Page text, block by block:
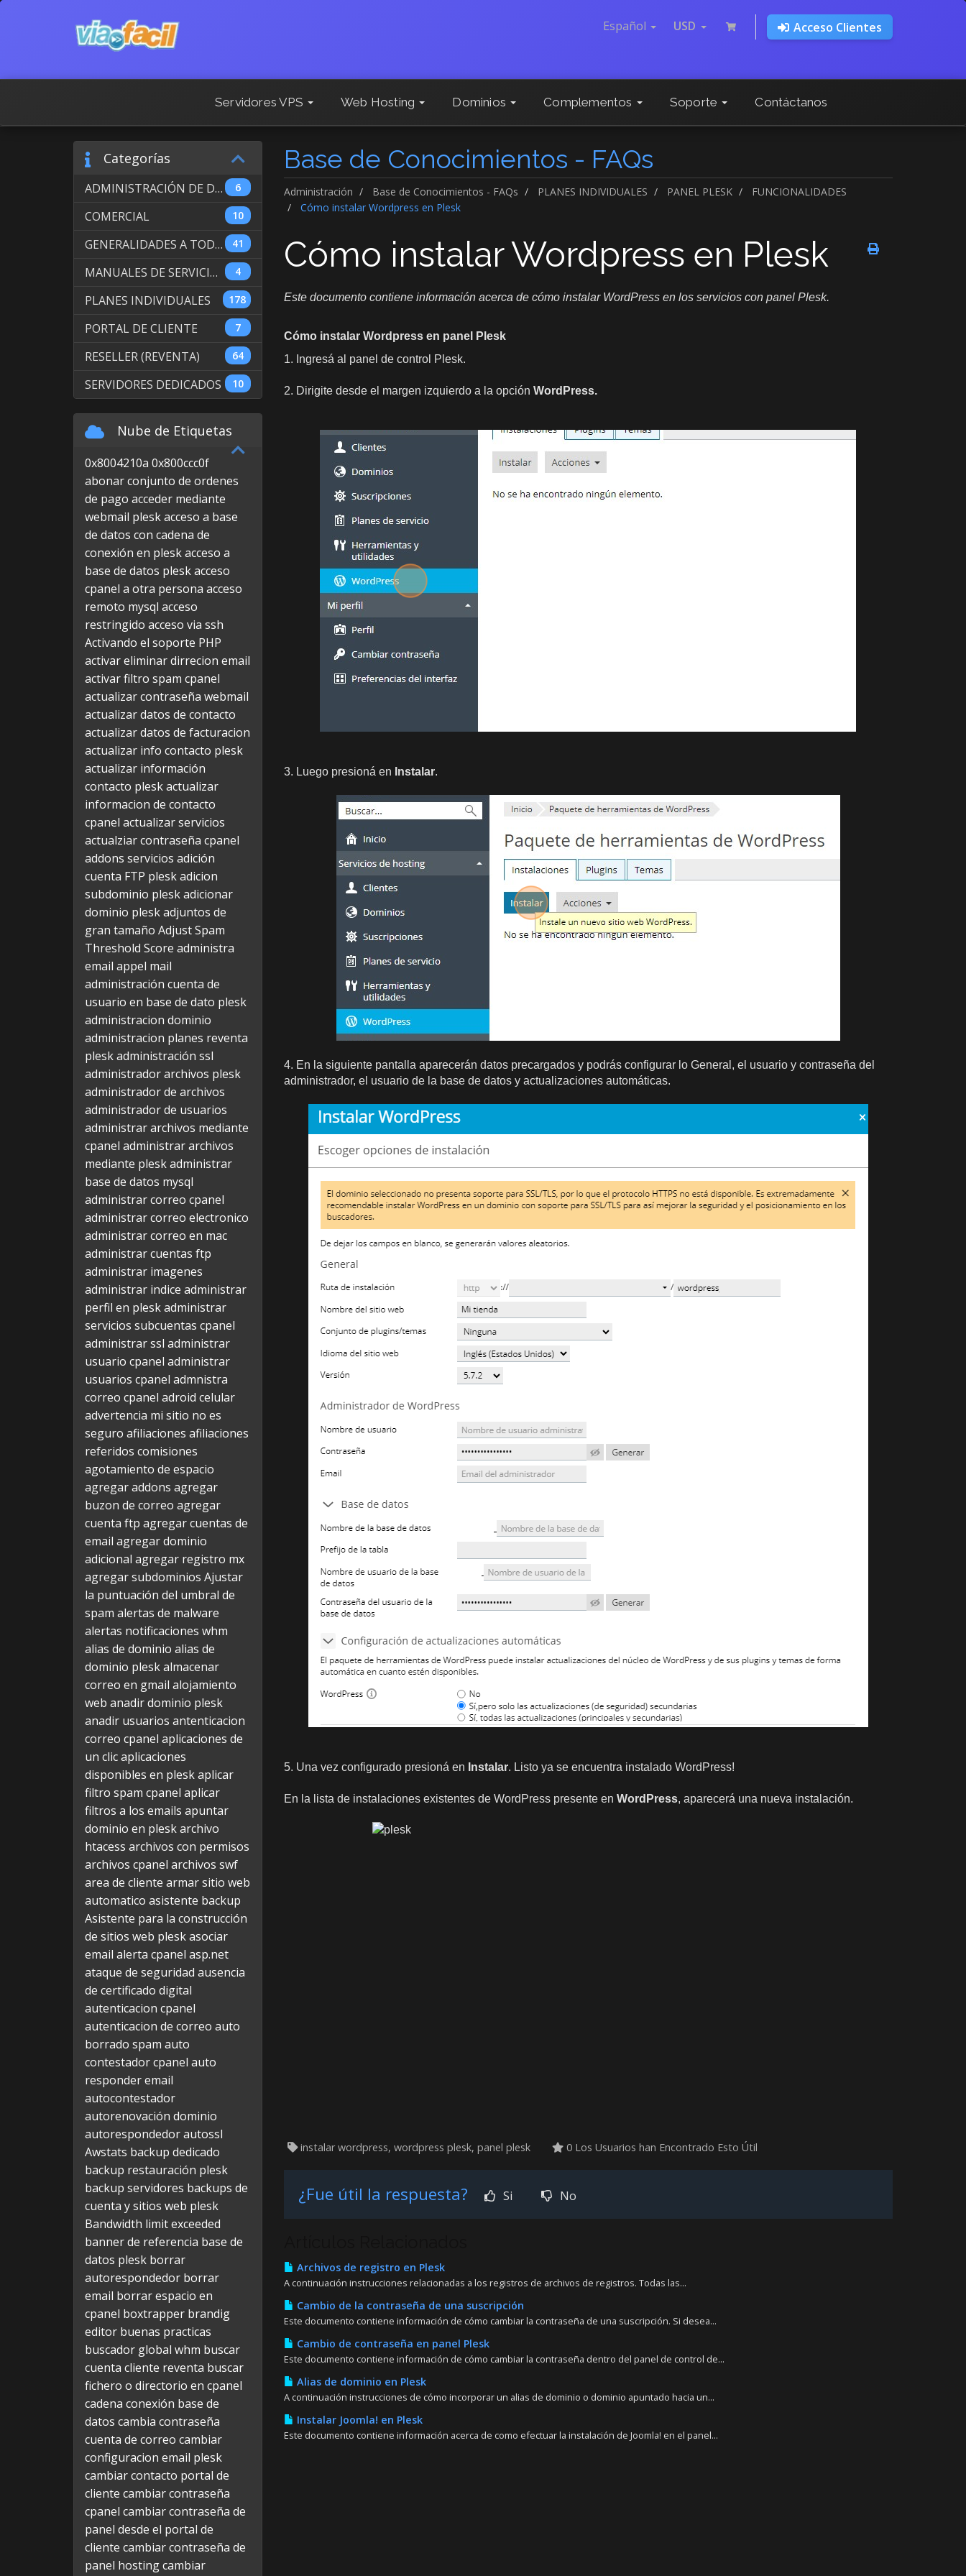
Español USD Acceso Clientes
Servidores VPS Web Hosting Dominios Complementos Soporte Contáctanos
Base de Conocimientos - FAQs
Administración Base de Conocimientos - FAQs PLANES INDIVIDUALES PANEL PLESK
FUNCIONALIDADES
Cómo instalar Wordpress en Plesk
Categorías
6
ADMINISTRACIÓN DE DOMINIOS INTERNACIONALES
10
COMERCIAL
41
GENERALIDADES A TODOS LOS SERVICIOS
4
MANUALES DE SERVICIO DE WEB HOSTING
178
PLANES INDIVIDUALES
7
PORTAL DE CLIENTE
64
RESELLER (REVENTA)
10
SERVIDORES DEDICADOS
Cómo instalar Wordpress en Plesk
Este documento contiene información acerca de cómo instalar WordPress en los servicios con panel Plesk.
Cómo instalar Wordpress en panel Plesk
1. Ingresá al panel de control Plesk.
2. Dirigite desde el margen izquierdo a la opción WordPress.
3. Luego presioná en Instalar.
4. En la siguiente pantalla aparecerán datos precargados y podrás configurar lo General, el usuario y contraseña del
administrador, el usuario de la base de datos y actualizaciones automáticas.
5. Una vez configurado presioná en Instalar. Listo ya se encuentra instalado WordPress!
En la lista de instalaciones existentes de WordPress presente en WordPress, aparecerá una nueva instalación.
instalar wordpress, wordpress plesk, panel plesk 0 Los Usuarios han Encontrado Esto Útil
¿Fue útil la respuesta? Si No
Archivos de registro en Plesk
A continuación instrucciones relacionadas a los registros de archivos de registros. Todas las...
Cambio de la contraseña de una suscripción
Este documento contiene información de cómo cambiar la contraseña de una suscripción. Si desea...
Cambio de contraseña en panel Plesk
Este documento contiene información de cómo cambiar la contraseña dentro del panel de control de...
Alias de dominio en Plesk
A continuación instrucciones de cómo incorporar un alias de dominio o dominio apuntado hacia un...
Instalar Joomla! en Plesk
Este documento contiene información acerca de como efectuar la instalación de Joomla! en el panel...
Nube de Etiquetas
0x8004210a 0x800ccc0f
abonar conjunto de ordenes
de pago acceder mediante
webmail pleskacceso a base
de datos con cadena de
conexión en pleskacceso a
base de datos pleskacceso
cpanel a otra persona acceso
remoto mysql acceso
restringido acceso via ssh
Activando el soporte PHP
activar eliminar dirrecion email
activar filtro spam cpanel
actualizar contraseña webmail
actualizar datos de contacto
actualizar datos de facturacion
actualizar info contacto plesk
actualizar información
contacto pleskactualizar
informacion de contacto
cpanel actualizar servicios
actualziar contraseña cpanel
addons servicios adición
cuenta FTP pleskadicion
subdominio pleskadicionar
dominio pleskadjuntos de
gran tamaño Adjust Spam
Threshold Score administra
email appel mail
administración cuenta de
usuario en base de dato plesk
administracion dominio
administracion planes reventa
pleskadministración ssl
administrador archivos plesk
administrador de archivos
administrador de usuarios
administrar archivos mediante
cpanel administrar archivos
mediante pleskadministrar
base de datos mysql
administrar correo cpanel
administrar correo electronico
administrar correo en mac
administrar cuentas ftp
administrar imagenes
administrar indice administrar
perfil en pleskadministrar
servicios subcuentas cpanel
administrar ssl administrar
usuario cpanel administrar
usuarios cpanel admnistra
correo cpanel adroid celular
advertencia mi sitio no es
seguro afiliaciones afiliaciones
referidos comisiones
agotamiento de espacio
agregar addons agregar
buzon de correo agregar
cuenta ftp agregar cuentas de
email agregar dominio
adicional agregar registro mx
agregar subdominios Ajustar
la puntuación del umbral de
spam alertas de malware
alertas notificaciones whm
alias de dominio alias de
dominio pleskalmacenar
correo en gmail alojamiento
web anadir dominio plesk
anadir usuarios antenticacion
correo cpanel aplicaciones de
un clicaplicaciones
disponibles en pleskaplicar
filtro spam cpanel aplicar
filtros a los emails apuntar
dominio en pleskarchivo
htacess archivos con permisos
archivos cpanel archivos swf
area de cliente armar sitio web
automatico asistente backup
Asistente para la construcción
de sitios web pleskasociar
email alerta cpanel asp.net
ataque de seguridad ausencia
de certificado digital
autenticacion cpanel
autenticacion de correo auto
borrado spam auto
contestador cpanel auto
responder email
autocontestador
autorenovación dominio
autorespondedorautossl
Awstats backup dedicado
backup restauración plesk
backup servidores backups de
cuenta y sitios web plesk
Bandwidth limit exceeded
banner de referencia base de
datos plesk borrar
autorespondedor borrar
email borrar espacio en
cpanel boxtrapper brandig
editor buenas practicas
buscador global whm buscar
cuenta cliente reventa buscar
fichero o directorio en cpanel
cadena conexión base de
datos cambia contraseña
cuenta de correo cambiar
configuracion email plesk
cambiar contacto portal de
cliente cambiar contraseña
cpanel cambiar contraseña de
panel desde el portal de
cliente cambiar contraseña de
panel hostingcambiar